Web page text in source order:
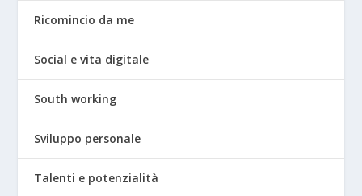
Ricomincio da me
Social e vita digitale
South working
Sviluppo personale
Talenti e potenzialità